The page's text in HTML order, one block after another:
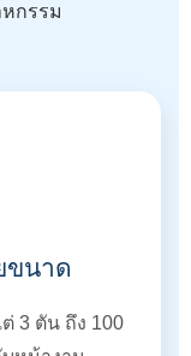
กรรม
ขนาด
3 ตัน ถึง 100